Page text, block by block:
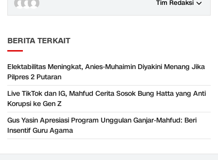
Tim Redaksi
BERITA TERKAIT
Elektabilitas Meningkat, Anies-Muhaimin Diyakini Menang Jika
Pilpres 2 Putaran
Live TikTok dan IG, Mahfud Cerita Sosok Bung Hatta yang Anti
Korupsi ke Gen Z
Gus Yasin Apresiasi Program Unggulan Ganjar-Mahfud: Beri
Insentif Guru Agama